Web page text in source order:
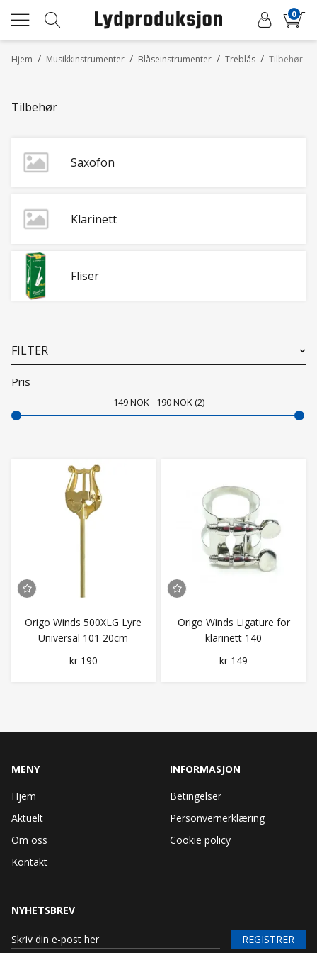
0
/
Hjem /
Musikkinstrumenter /
Blåseinstrumenter /
Treblås Tilbehør
Tilbehør
Saxofon
Klarinett
Fliser
FILTER
Pris
149NOK 190NOK 2
Origo Winds 500XLG Lyre
Universal 101 20cm
Messing
kr 190
Origo Winds Ligature for
klarinett 140
kr 149
MENY
Hjem
Aktuelt
Om oss
Kontakt
INFORMASJON
Betingelser
Personvernerklæring
Cookie policy
NYHETSBREV
REGISTRER